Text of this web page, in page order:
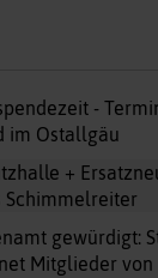
-
im Ostallgäu
+
Schimmelreiter
gewürdigt:
Mitglieder von